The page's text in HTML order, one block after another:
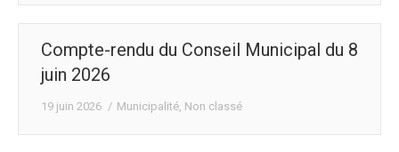
Compte-rendu du Conseil Municipal du 8
juin 2026
19 juin 2026 Municipalité, Non classé